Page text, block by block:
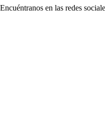
Encuéntranos en las redes